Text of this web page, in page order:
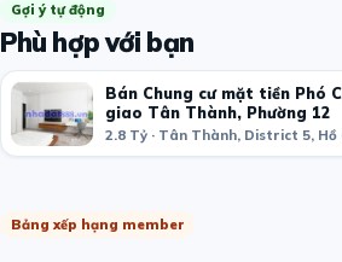
Gợi ý tự động
Phù hợp với bạn
Bán Chung cư mặt tiền Phó
giao Tân Thành, Phường 12
Bảng xếp hạng member